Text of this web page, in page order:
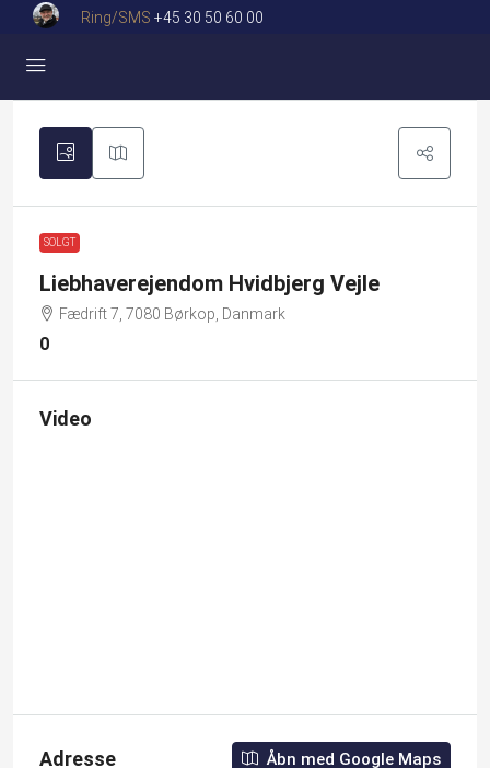
Ring/SMS +45 30 50 60 00
SOLGT
Liebhaverejendom Hvidbjerg Vejle
Fædrift 7, 7080 Børkop, Danmark
0
Video
Adresse Åbn med Google Maps